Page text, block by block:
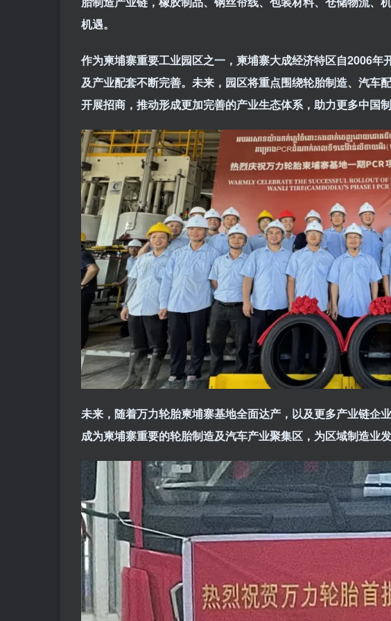
机遇。
作为柬埔寨重要工业园区之一，柬埔寨大成经济特区自2006年
及产业配套不断完善。未来，园区将重点围绕轮胎制造、汽车
开展招商，推动形成更加完善的产业生态体系，助力更多中国
未来，随着万力轮胎柬埔寨基地全面达产，以及更多产业链企
成为柬埔寨重要的轮胎制造及汽车产业聚集区，为区域制造业